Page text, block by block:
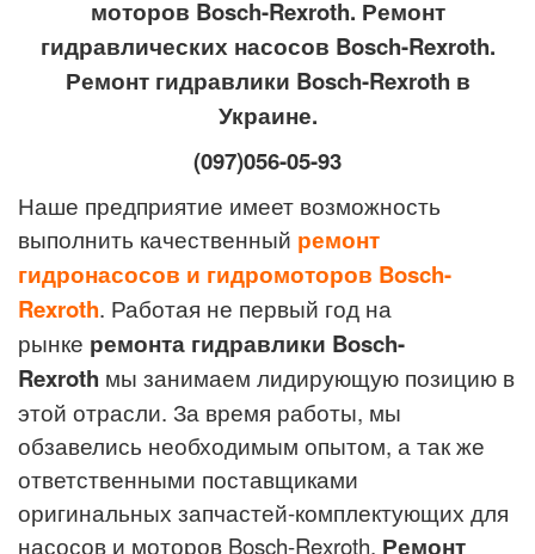
моторов Bosch-Rexroth. Ремонт
гидравлических насосов Bosch-Rexroth.
Ремонт гидравлики Bosch-Rexroth в
Украине.
(097)056-05-93
Наше предприятие имеет возможность
выполнить качественный ремонт
гидронасосов и гидромоторов Bosch-
Rexroth. Работая не первый год на
рынке ремонта гидравлики Bosch-
Rexroth мы занимаем лидирующую позицию в
этой отрасли. За время работы, мы
обзавелись необходимым опытом, а так же
ответственными поставщиками
оригинальных запчастей-комплектующих для
насосов и моторов Bosch-Rexroth. Ремонт